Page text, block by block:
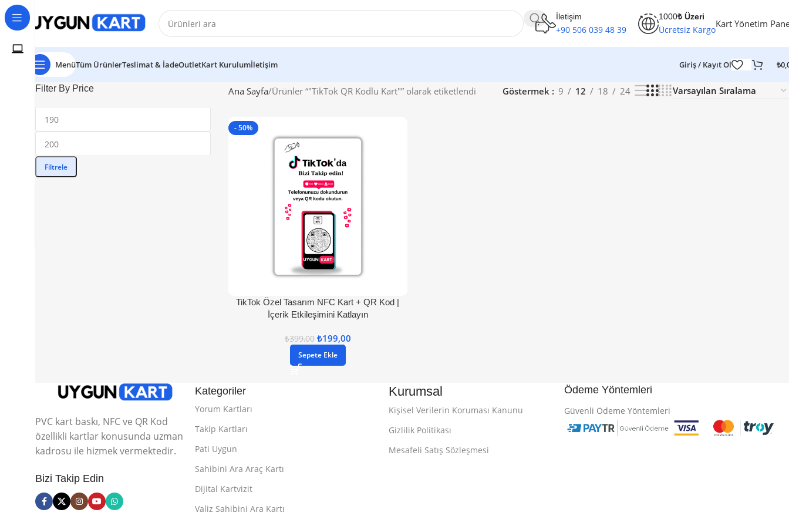
İletişim
+90 506 039 48 39
1000₺ Üzeri
Ücretsiz KargoKart Yönetim
MenüTüm ÜrünlerTeslimat & İadeOutletKart Kurulumİletişim Giriş / Kayıt Ol ₺
Filter By Price
Filtrele
Ana Sayfa Ürünler “"TikTok QR Kodlu Kart"” olarak etiketlendi Göstermek 9 12 18 24
- 50%
TikTok Özel Tasarım NFC Kart + QR Kod |
İçerik Etkileşimini Katlayın
₺399,00 ₺199,00
Sepete Ekle
PVC kart baskı, NFC ve QR Kod
özellikli kartlar konusunda uzman
kadrosu ile hizmek vermektedir.
Bizi Takip Edin
Kategoriler
Yorum Kartları
Takip Kartları
Pati Uygun
Sahibini Ara Araç Kartı
Dijital Kartvizit
Valiz Sahibini Ara Kartı
Kurumsal
Kişisel Verilerin Koruması Kanunu
Gizlilik Politikası
Mesafeli Satış Sözleşmesi
Ödeme Yöntemleri
Güvenli Ödeme Yöntemleri